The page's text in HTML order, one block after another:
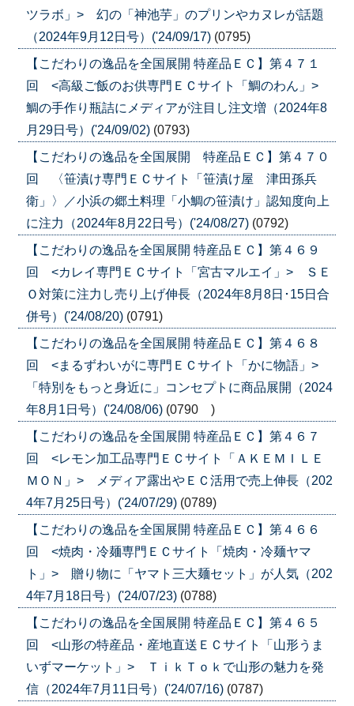
ツラボ」> 幻の「神池芋」のプリンやカヌレが話題
（2024年9月12日号）('24/09/17) (0795)
【こだわりの逸品を全国展開 特産品ＥＣ】第４７１
回 <高級ご飯のお供専門ＥＣサイト「鯛のわん」>
鯛の手作り瓶詰にメディアが注目し注文増（2024年8
月29日号）('24/09/02) (0793)
【こだわりの逸品を全国展開 特産品ＥＣ】第４７０
回 〈笹漬け専門ＥＣサイト「笹漬け屋 津田孫兵
衛」〉／小浜の郷土料理「小鯛の笹漬け」認知度向上
に注力（2024年8月22日号）('24/08/27) (0792)
【こだわりの逸品を全国展開 特産品ＥＣ】第４６９
回 <カレイ専門ＥＣサイト「宮古マルエイ」> ＳＥ
Ｏ対策に注力し売り上げ伸長（2024年8月8日･15日合
併号）('24/08/20) (0791)
【こだわりの逸品を全国展開 特産品ＥＣ】第４６８
回 <まるずわいがに専門ＥＣサイト「かに物語」>
「特別をもっと身近に」コンセプトに商品展開（2024
年8月1日号）('24/08/06) (0790 )
【こだわりの逸品を全国展開 特産品ＥＣ】第４６７
回 <レモン加工品専門ＥＣサイト「ＡＫＥＭＩＬＥ
ＭＯＮ」> メディア露出やＥＣ活用で売上伸長（202
4年7月25日号）('24/07/29) (0789)
【こだわりの逸品を全国展開 特産品ＥＣ】第４６６
回 <焼肉・冷麺専門ＥＣサイト「焼肉・冷麺ヤマ
ト」> 贈り物に「ヤマト三大麺セット」が人気（202
4年7月18日号）('24/07/23) (0788)
【こだわりの逸品を全国展開 特産品ＥＣ】第４６５
回 <山形の特産品・産地直送ＥＣサイト「山形うま
いずマーケット」> ＴｉｋＴｏｋで山形の魅力を発
信（2024年7月11日号）('24/07/16) (0787)